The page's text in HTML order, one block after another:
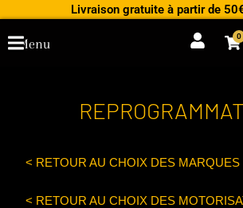
contenu
Livraison gratuite à partir de
0
Menu
< RETOUR AU CHOIX DES MARQUES
< RETOUR AU CHOIX DES